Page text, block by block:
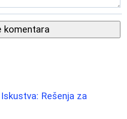
komentara
Rešenja za